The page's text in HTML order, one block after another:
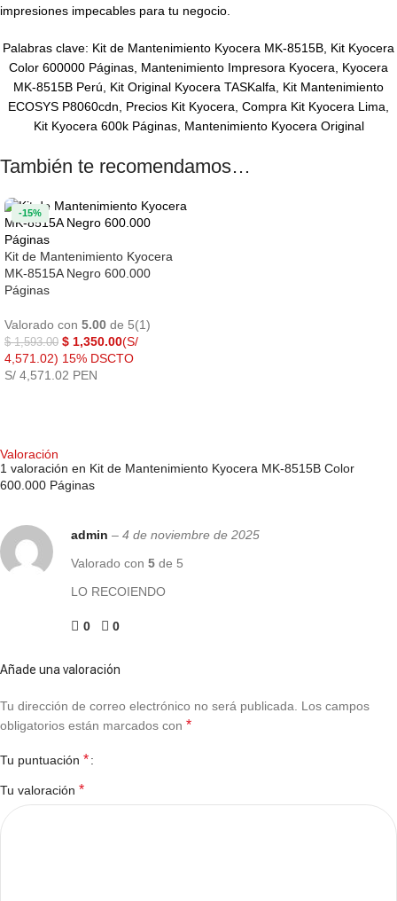
impresiones impecables para tu negocio.
Palabras clave: Kit de Mantenimiento Kyocera MK-8515B, Kit Kyocera
Color 600000 Páginas, Mantenimiento Impresora Kyocera, Kyocera
MK-8515B Perú, Kit Original Kyocera TASKalfa, Kit Mantenimiento
ECOSYS P8060cdn, Precios Kit Kyocera, Compra Kit Kyocera Lima,
Kit Kyocera 600k Páginas, Mantenimiento Kyocera Original
También te recomendamos…
Kit de Mantenimiento Kyocera
MK-8515A Negro 600.000
Páginas
Valorado con 5.00 de 5(1)
$1,593.00 $ 1,350.00(S/
4,571.02) 15% DSCTO
-15%
S/ 4,571.02 PEN
Valoración
1 valoración en Kit de Mantenimiento Kyocera MK-8515B Color
600.000 Páginas
admin – 4 de noviembre de 2025
Valorado con 5 de 5
LO RECOIENDO
0 0
Añade una valoración
Tu dirección de correo electrónico no será publicada. Los campos
obligatorios están marcados con *
Tu puntuación *
Tu valoración *